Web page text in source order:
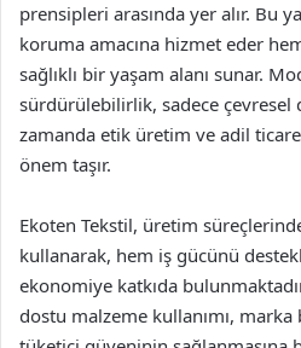
prensipleri arasında yer alır. Bu
koruma amacına hizmet eder
sağlıklı bir yaşam alanı sunar.
sürdürülebilirlik, sadece çevresel
zamanda etik üretim ve adil
önem taşır.
Ekoten Tekstil, üretim
kullanarak, hem iş gücünü
ekonomiye katkıda
dostu malzeme kullanımı,